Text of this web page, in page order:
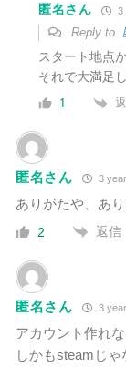
匿名さん 3
Reply to
スタート地点
それで大満足
1
匿名さん 3
ありがたや、あり
2 返信
匿名さん 3
アカウント作れな
しかもsteamじ